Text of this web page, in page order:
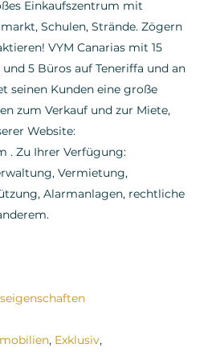
Einkaufszentrum mit
Schulen, Strände. Zögern
VYM Canarias mit 15
5 Büros auf Teneriffa und an
seinen Kunden eine große
zum Verkauf und zur Miete,
Website:
. Zu Ihrer Verfügung:
Vermietung,
Alarmanlagen, rechtliche
, Exklusiv,